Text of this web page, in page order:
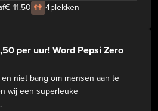
€ 11.50 👫 4plekken
per uur! Word Pepsi Zero
niet bang om mensen aan te
wij een superleuke